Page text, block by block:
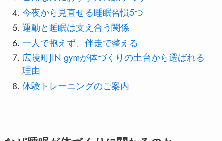
今夜から見直せる睡眠習慣5つ
運動と睡眠は支え合う関係
一人で抱えず、伴走で整える
広陵町JIN gymが体づくりの土台から選ばれる
理由
体験トレーニングのご案内